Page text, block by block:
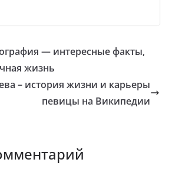
— интересные факты,
жизнь
– история жизни и карьеры
певицы на Википедии